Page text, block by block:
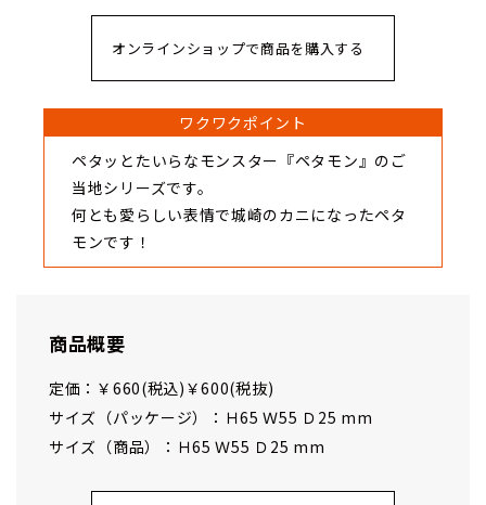
オンラインショップで商品を購入する
ワクワクポイント
ペタッとたいらなモンスター『ペタモン』のご
当地シリーズです。
何とも愛らしい表情で城崎のカニになったペタ
モンです！
商品概要
定価：￥660(税込)￥600(税抜)
サイズ（パッケージ）：Ｈ65 Ｗ55 Ｄ25 mm
サイズ（商品）：Ｈ65 Ｗ55 Ｄ25 mm